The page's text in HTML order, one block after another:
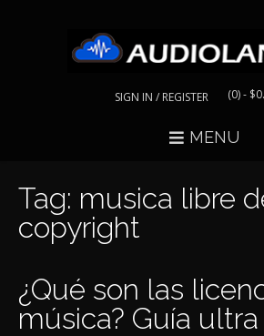
SIGN IN / REGISTER (0)-
MENU
Tag: musica libre
copyright
¿Qué son las
música? Guía